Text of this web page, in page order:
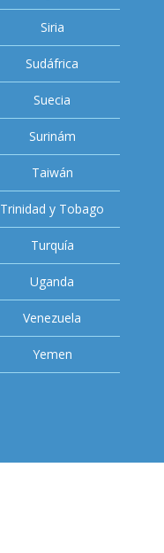
Siria
Sudáfrica
Suecia
Surinám
Taiwán
Trinidad y Tobago
Turquía
Uganda
Venezuela
Yemen